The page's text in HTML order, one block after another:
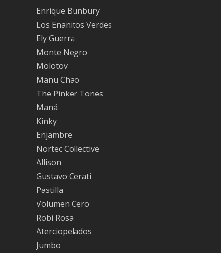
Enrique Bunbury
Los Enanitos Verdes
Ely Guerra
Monte Negro
Molotov
Manu Chao
The Pinker Tones
Maná
Kinky
Enjambre
Nortec Collective
Allison
Gustavo Cerati
Pastilla
Volumen Cero
Robi Rosa
Aterciopelados
Jumbo